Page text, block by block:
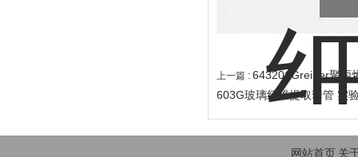
上一篇 : 643201Greiner聚丙
603G玻璃纤维提取套管 实
网站首页 关